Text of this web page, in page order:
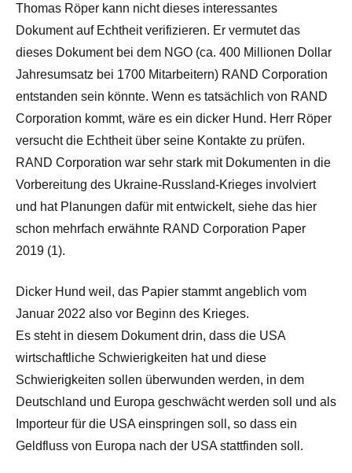
Thomas Röper kann nicht dieses interessantes
Dokument auf Echtheit verifizieren. Er vermutet das
dieses Dokument bei dem NGO (ca. 400 Millionen Dollar
Jahresumsatz bei 1700 Mitarbeitern) RAND Corporation
entstanden sein könnte. Wenn es tatsächlich von RAND
Corporation kommt, wäre es ein dicker Hund. Herr Röper
versucht die Echtheit über seine Kontakte zu prüfen.
RAND Corporation war sehr stark mit Dokumenten in die
Vorbereitung des Ukraine-Russland-Krieges involviert
und hat Planungen dafür mit entwickelt, siehe das hier
schon mehrfach erwähnte RAND Corporation Paper
2019 (1).
Dicker Hund weil, das Papier stammt angeblich vom
Januar 2022 also vor Beginn des Krieges.
Es steht in diesem Dokument drin, dass die USA
wirtschaftliche Schwierigkeiten hat und diese
Schwierigkeiten sollen überwunden werden, in dem
Deutschland und Europa geschwächt werden soll und als
Importeur für die USA einspringen soll, so dass ein
Geldfluss von Europa nach der USA stattfinden soll.